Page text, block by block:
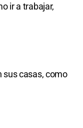
ir a trabajar,
sus casas, como